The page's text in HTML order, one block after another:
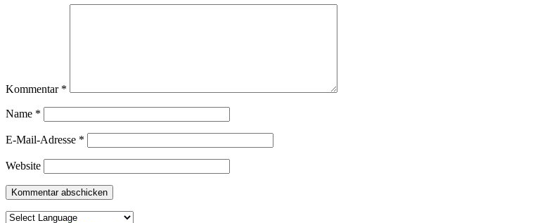
Kommentar *
Name *
E-Mail-Adresse *
Website